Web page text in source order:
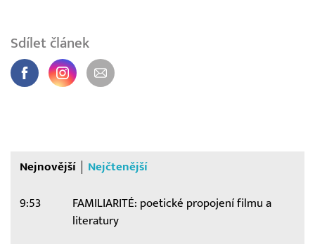
Sdílet článek
Nejnovější Nejčtenější
9:53
FAMILIARITÉ: poetické propojení filmu a
literatury